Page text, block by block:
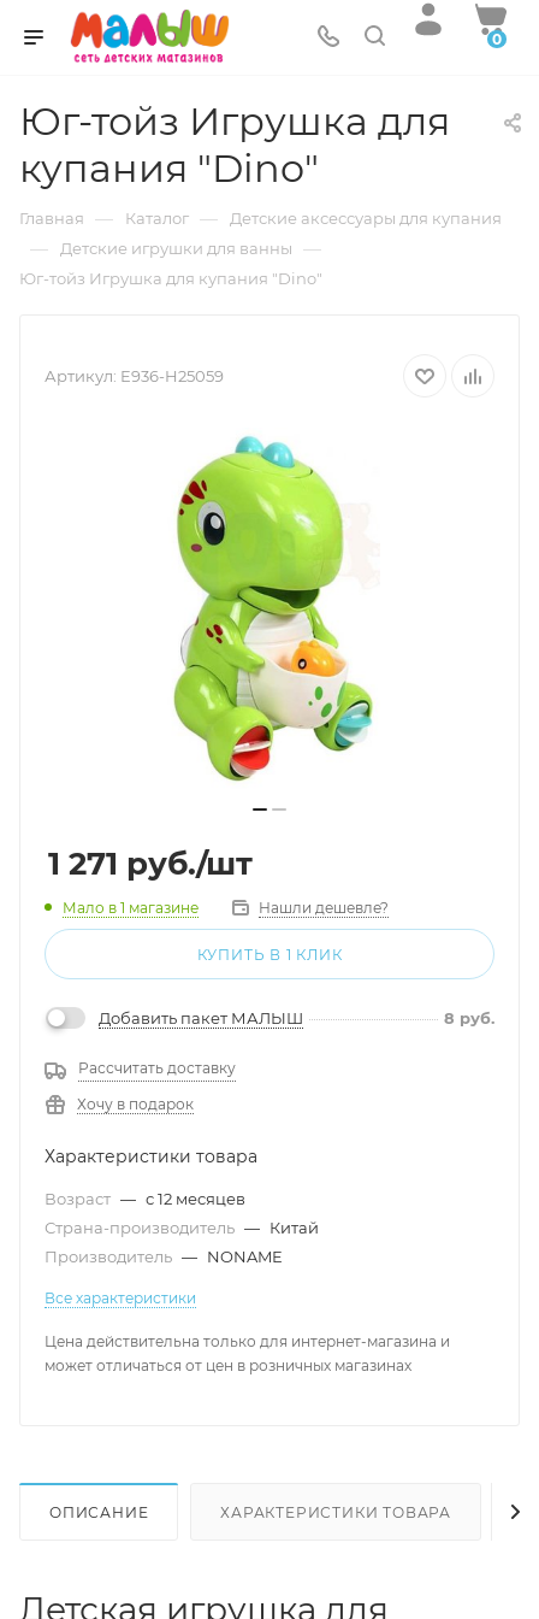
0
Юг-тойз Игрушка для
купания "Dino"
Главная — Каталог — Детские аксессуары для купания
— Детские игрушки для ванны —
Юг-тойз Игрушка для купания "Dino"
Артикул: E936-H25059
1 271 руб./шт
Мало в 1 магазине Нашли дешевле?
КУПИТЬ В 1 КЛИК
Добавить пакет МАЛЫШ 8 руб.
Рассчитать доставку
Хочу в подарок
Характеристики товара
Возраст — с 12 месяцев
Страна-производитель — Китай
Производитель — NONAME
Все характеристики
Цена действительна только для интернет-магазина и
может отличаться от цен в розничных магазинах
ОПИСАНИЕ ХАРАКТЕРИСТИКИ ТОВАРА
Детская игрушка для